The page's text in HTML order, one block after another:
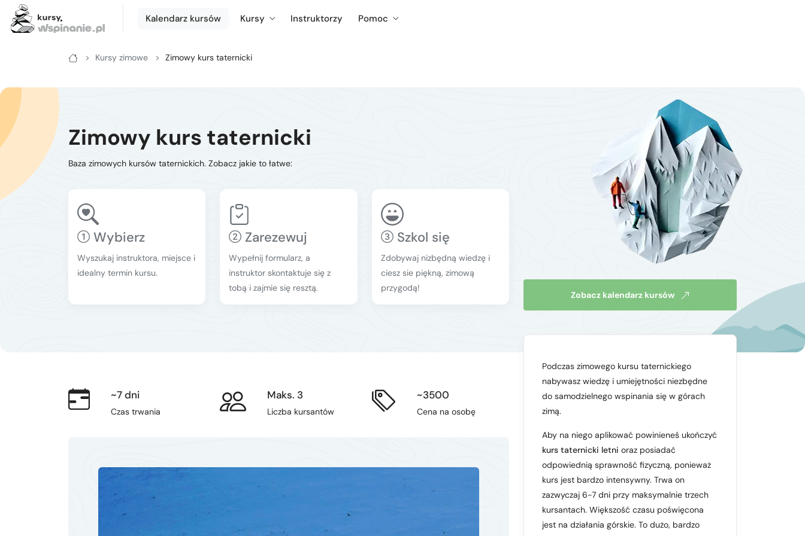
Kalendarz kursów Kursy Instruktorzy Pomoc
Kursy zimowe Zimowy kurs taternicki
Zimowy kurs taternicki
Baza zimowych kursów taternickich. Zobacz jakie to łatwe:
Wybierz
Wyszukaj instruktora, miejsce i
idealny termin kursu.
Zarezewuj
Wypełnij formularz, a
instruktor skontaktuje się z
tobą i zajmie się resztą.
Szkol się
Zdobywaj nizbędną wiedzę i
ciesz sie piękną, zimową
przygodą!
Zobacz kalendarz kursów
~7 dni
Czas trwania
Maks. 3
Liczba kursantów
~3500
Cena na osobę
Podczas zimowego kursu taternickiego
nabywasz wiedzę i umiejętności niezbędne
do samodzielnego wspinania się w górach
zimą.
Aby na niego aplikować powinieneś ukończyć
kurs taternicki letni oraz posiadać
odpowiednią sprawność fizyczną, ponieważ
kurs jest bardzo intensywny. Trwa on
zazwyczaj 6-7 dni przy maksymalnie trzech
kursantach. Większość czasu poświęcona
jest na działania górskie. To dużo, bardzo
Zimowe
Letnie
Kurs po drogach ubezpieczonych
Kurs na własnej asekuracji
Kurs skałkowy pełny
Podstawowy kurs wielowyciągowy
Doszkalający kurs wielowyciągowy
Kurs turystyki wysokogórskiej
Zimowe
Kurs turystyki zimowej - zaawansowany
Kurs skiturowy - podstawowy
Kurs narciarstwa wysokogórskiego - zaawansowany
Kurs lawinowy
Kurs wspinaczki lodowej
ABC wspinania zimowego
Zimowy kurs taternicki